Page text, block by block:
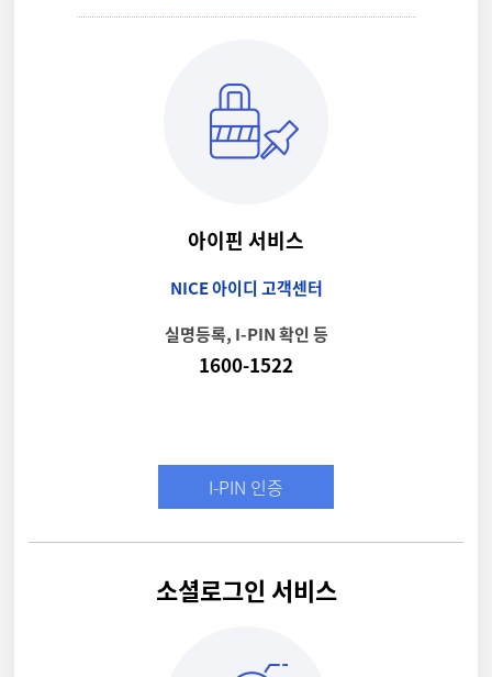
아이핀 서비스
NICE 아이디 고객센터
실명등록, I-PIN 확인 등
1600-1522
I-PIN 인증
소셜로그인 서비스